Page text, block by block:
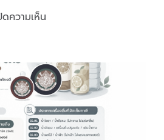
ความเห็นบน
ไพ่
ตัว
เล็ก
คุณภาพ
มาตรฐาน
เล่น